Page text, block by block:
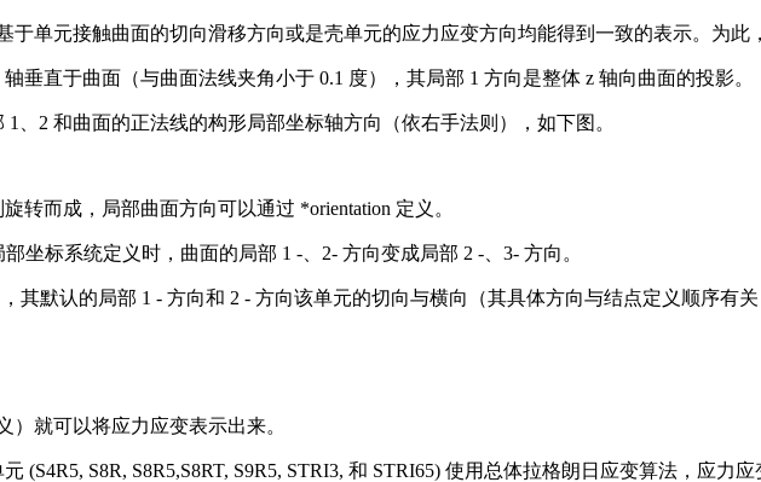
单元接触曲面的切向滑移方向或是壳单元的应力应变方向均能得到一致的表示。为此
垂直于曲面（与曲面法线夹角小于 0.1 度），其局部 1 方向是整体 z 轴向曲面的投影。
、2 和曲面的正法线的构形局部坐标轴方向（依右手法则），如下图。
转而成，局部曲面方向可以通过 *orientation 定义。
坐标系统定义时，曲面的局部 1 -、2- 方向变成局部 2 -、3- 方向。
其默认的局部 1 - 方向和 2 - 方向该单元的切向与横向（其具体方向与结点定义顺序有
就可以将应力应变表示出来。
(S4R5, S8R, S8R5,S8RT, S9R5, STRI3, 和 STRI65) 使用总体拉格朗日应变算法，应力